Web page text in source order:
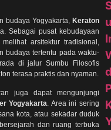
budaya Yogyakarta, Keraton
Sebagai pusat kebudayaan
arsitektur tradisional,
budaya tertentu pada waktu-
di jalur Sumbu Filosofis
terasa praktis dan nyaman.
juga dapat mengunjungi
Yogyakarta. Area ini sering
kota, atau sekadar duduk
dan ruang terbuka